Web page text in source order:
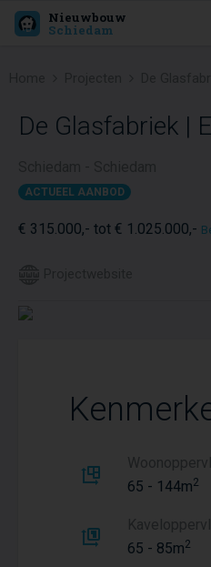
Nieuwbouw
Schiedam
De Glasfabriek |
ACTUEEL AANBOD
€ 315.000,- tot € 1.025.000,-
65 - 144m2
65 - 85m2